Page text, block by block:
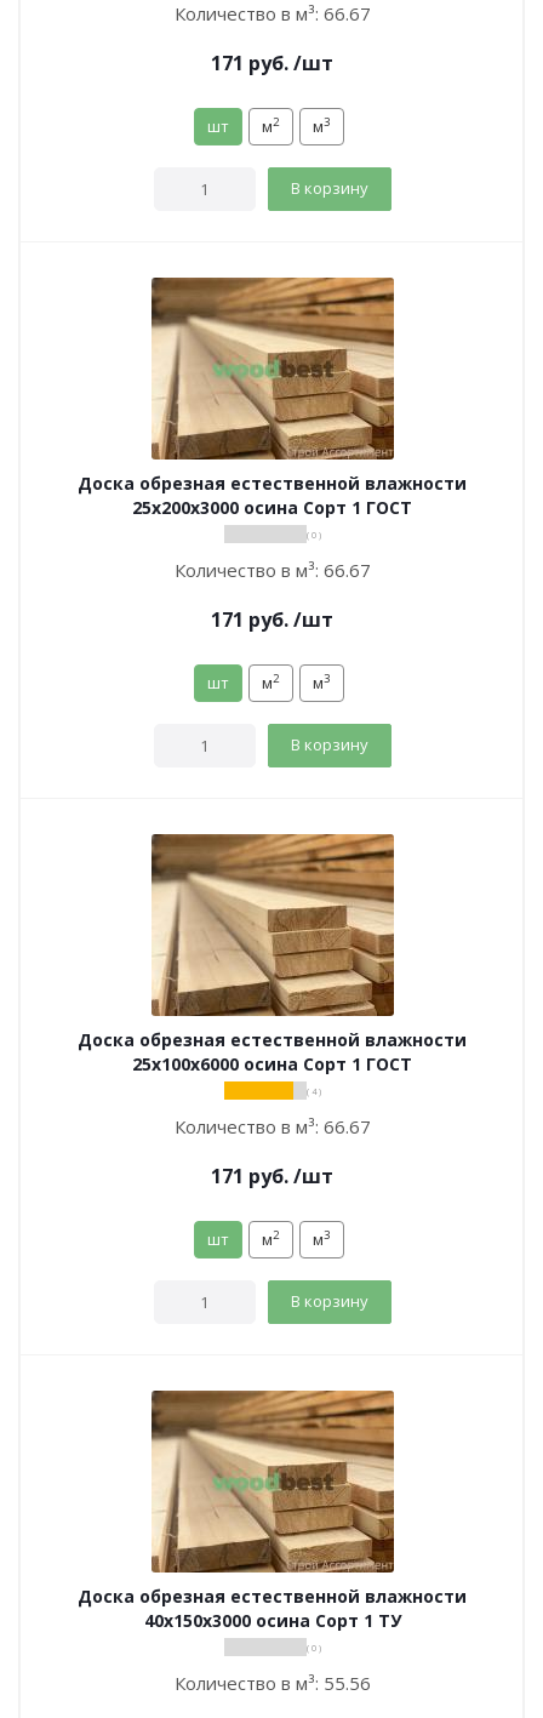
Количество в м³: 66.67
171 руб./шт
шт м2 м3
В корзину
Доска обрезная естественной влажности
25х200х3000 осина Сорт 1 ГОСТ
( 0 )
Количество в м³: 66.67
171 руб./шт
шт м2 м3
В корзину
Доска обрезная естественной влажности
25х100х6000 осина Сорт 1 ГОСТ
( 4 )
Количество в м³: 66.67
171 руб./шт
шт м2 м3
В корзину
Доска обрезная естественной влажности
40х150х3000 осина Сорт 1 ТУ
( 0 )
Количество в м³: 55.56